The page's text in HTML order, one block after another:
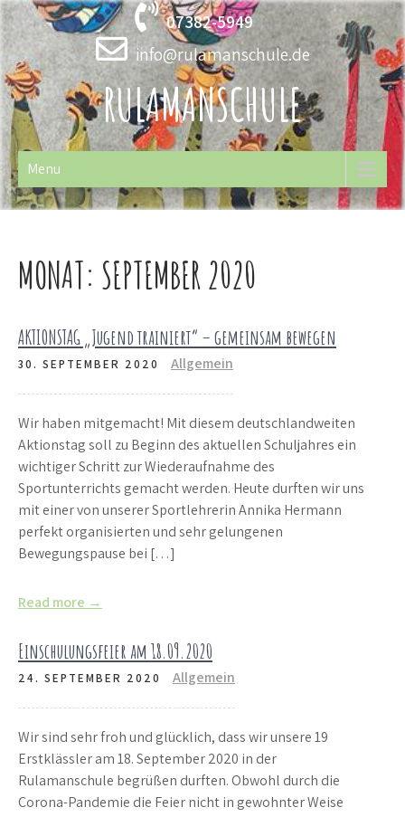
Skip
to
content
07382-5949
info@rulamanschule.de
RULAMANSCHULE
Menu
MONAT: SEPTEMBER 2020
AKTIONSTAG „Jugend trainiert“ – gemeinsam bewegen
30. SEPTEMBER 2020 Allgemein
Wir haben mitgemacht! Mit diesem deutschlandweiten
Aktionstag soll zu Beginn des aktuellen Schuljahres ein
wichtiger Schritt zur Wiederaufnahme des
Sportunterrichts gemacht werden. Heute durften wir uns
mit einer von unserer Sportlehrerin Annika Hermann
perfekt organisierten und sehr gelungenen
Bewegungspause bei […]
Read more →
Einschulungsfeier am 18.09.2020
24. SEPTEMBER 2020 Allgemein
Wir sind sehr froh und glücklich, dass wir unsere 19
Erstklässler am 18. September 2020 in der
Rulamanschule begrüßen durften. Obwohl durch die
Corona-Pandemie die Feier nicht in gewohnter Weise